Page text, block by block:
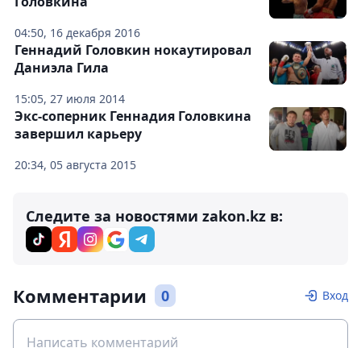
04:50, 16 декабря 2016
15:05, 27 июля 2014
Геннадий Головкин нокаутировал
Даниэла Гила
20:34, 05 августа 2015
Экс-соперник Геннадия Головкина
завершил карьеру
Следите за новостями zakon.kz в:
Комментарии 0 Вход